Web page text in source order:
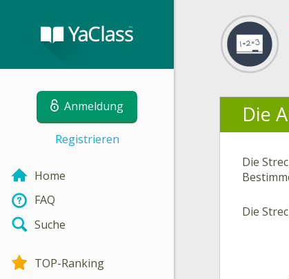
Anmeldung
Registrieren
Home
FAQ
Suche
TOP-Ranking
Die
Die
Die